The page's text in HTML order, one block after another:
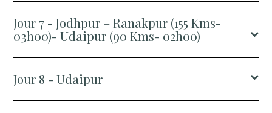
Jour 7 - Jodhpur – Ranakpur (155 Kms-
03h00)- Udaipur (90 Kms- 02h00)
Jour 8 - Udaipur